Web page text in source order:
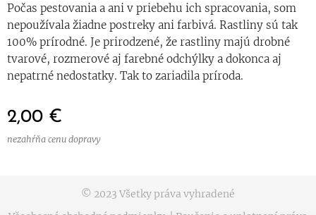
Počas pestovania a ani v priebehu ich spracovania, som
nepoužívala žiadne postreky ani farbivá. Rastliny sú tak
100% prírodné. Je prirodzené, že rastliny majú drobné
tvarové, rozmerové aj farebné odchýlky a dokonca aj
nepatrné nedostatky. Tak to zariadila príroda.
2,00 €
nezahŕňa cenu dopravy
© 2023 Všetky práva vyhradené